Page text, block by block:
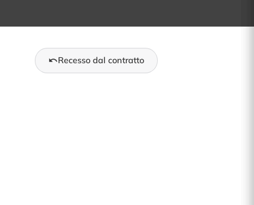
Recesso dal contratto